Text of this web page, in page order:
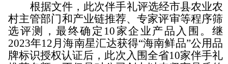
根据文件，此次伴手礼评选经市县农业农
村主管部门和产业链推荐、专家评审等程序筛
选评测，最终确定10家企业产品入围。继
2023年12月海南星汇达获得“海南鲜品”公用品
牌标识授权认证后，此次入围全省10家伴手礼